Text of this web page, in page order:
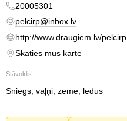
20005301
pelcirp@inbox.lv
http://www.draugiem.lv/pelcirp
Skaties mūs kartē
Stāvoklis:
Sniegs, vaļņi, zeme, ledus